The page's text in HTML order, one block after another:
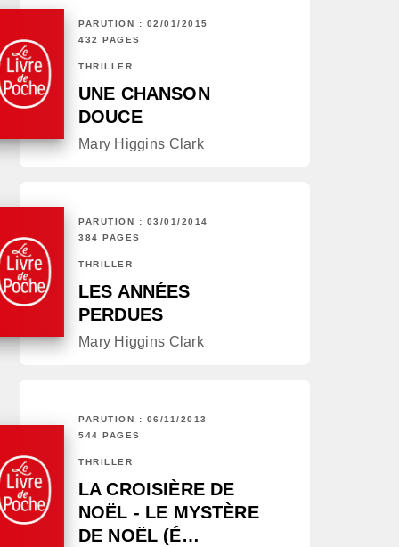
PARUTION : 02/01/2015
432 PAGES
THRILLER
UNE CHANSON
DOUCE
Mary Higgins Clark
PARUTION : 03/01/2014
384 PAGES
THRILLER
LES ANNÉES
PERDUES
Mary Higgins Clark
PARUTION : 06/11/2013
544 PAGES
THRILLER
LA CROISIÈRE DE
NOËL - LE MYSTÈRE
DE NOËL (É…